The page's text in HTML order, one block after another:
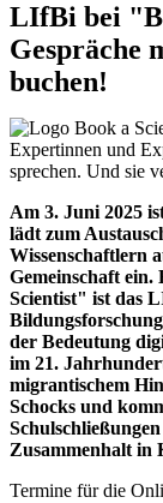
LIfBi bei
Gespräche
buchen!
Am 3. Juni 2025
lädt zum
Wissenschaftlern
Gemeinschaft ein.
Scientist" ist das
der Bedeutung
im 21.
migrantischem
Schocks und
Zusammenhalt in
Termine für die